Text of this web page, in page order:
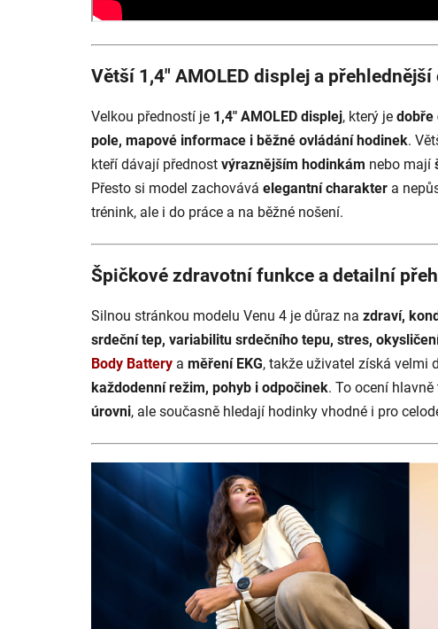
Větší 1,4" AMOLED displej a
Velkou předností je 1,4" AMOLED displej, který je dobře
pole, mapové informace i běžné ovládání hodinek.
kteří dávají přednost výraznějším hodinkám nebo mají
Přesto si model zachovává elegantní charakter a
trénink, ale i do práce a na běžné nošení.
Špičkové zdravotní funkce a detailní
Silnou stránkou modelu Venu 4 je důraz na zdraví,
srdeční tep, variabilitu srdečního tepu, stres,
Body Battery a měření EKG, takže uživatel získá velmi
každodenní režim, pohyb i odpočinek. To ocení
úrovni, ale současně hledají hodinky vhodné i pro